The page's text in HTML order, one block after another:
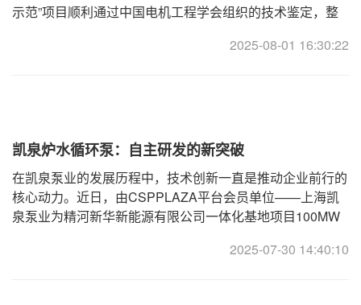
示范”项目顺利通过中国电机工程学会组织的技术鉴定，整
2025-08-01 16:30:22
凯泉炉水循环泵：自主研发的新突破
在凯泉泵业的发展历程中，技术创新一直是推动企业前行的
核心动力。近日，由CSPPLAZA平台会员单位——上海凯
泉泵业为精河新华新能源有限公司一体化基地项目100MW
2025-07-30 14:40:10